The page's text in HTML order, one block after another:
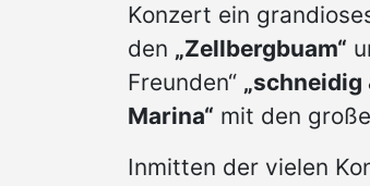
Konzert ein
den „Zellbergbuam“
Freunden“ „schneidig
Marina“ mit den
Inmitten der vielen